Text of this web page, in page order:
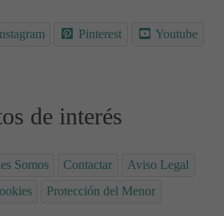
Pinterest Youtube
de interés
Somos Contactar
Aviso Legal
Protección del Menor